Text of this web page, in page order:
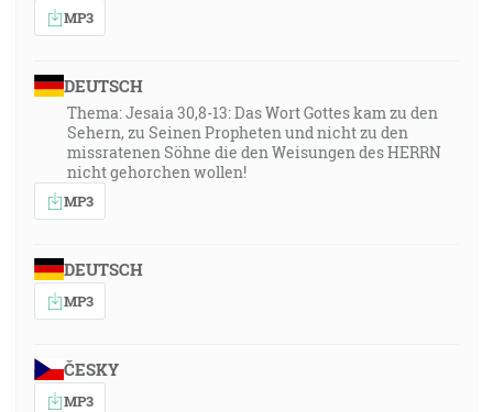
MP3
DEUTSCH
Thema: Jesaia 30,8-13: Das Wort Gottes kam zu den
Sehern, zu Seinen Propheten und nicht zu den
missratenen Söhne die den Weisungen des HERRN
nicht gehorchen wollen!
MP3
DEUTSCH
MP3
ČESKY
MP3